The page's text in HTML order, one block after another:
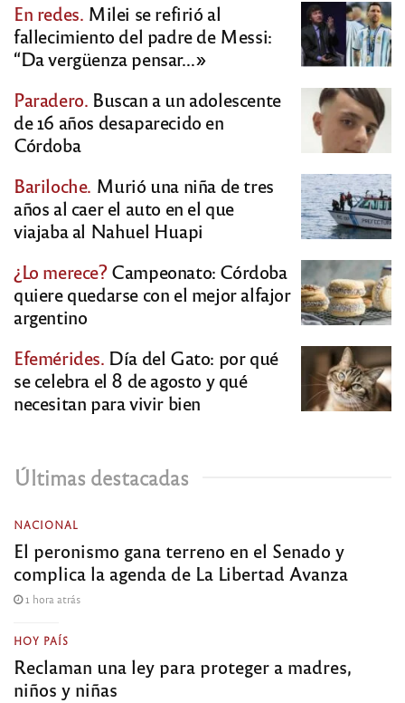
En redes. Milei se refirió al
fallecimiento del padre de Messi:
“Da vergüenza pensar…»
Paradero. Buscan a un adolescente
de 16 años desaparecido en
Córdoba
Bariloche. Murió una niña de tres
años al caer el auto en el que
viajaba al Nahuel Huapi
¿Lo merece?Campeonato: Córdoba
quiere quedarse con el mejor alfajor
argentino
Efemérides. Día del Gato: por qué
se celebra el 8 de agosto y qué
necesitan para vivir bien
Últimas destacadas
NACIONAL
El peronismo gana terreno en el Senado y
complica la agenda de La Libertad Avanza
1 hora atrás
HOY PAÍS
Reclaman una ley para proteger a madres,
niños y niñas